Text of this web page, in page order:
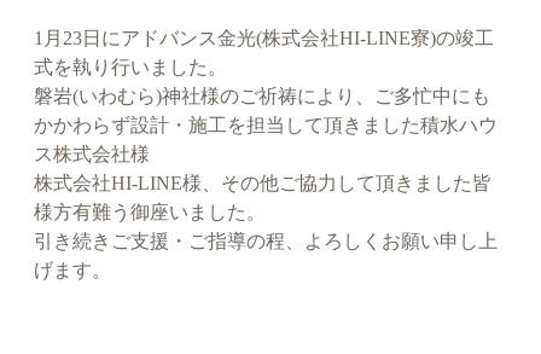
1月23日にアドバンス金光(株式会社HI-LINE寮)の竣工
式を執り行いました。
磐岩(いわむら)神社様のご祈祷により、ご多忙中にも
かかわらず設計・施工を担当して頂きました積水ハウ
ス株式会社様
株式会社HI-LINE様、その他ご協力して頂きました皆
様方有難う御座いました。
引き続きご支援・ご指導の程、よろしくお願い申し上
げます。